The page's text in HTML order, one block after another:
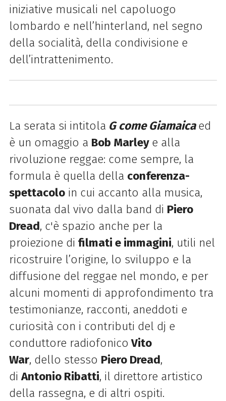
iniziative musicali nel capoluogo
lombardo e nell’hinterland, nel segno
della socialità, della condivisione e
dell’intrattenimento.
La serata si intitola G come Giamaicaed
è un omaggio a Bob Marley e alla
rivoluzione reggae: come sempre, la
formula è quella della conferenza-
spettacoloin cui accanto alla musica,
suonata dal vivo dalla band di Piero
Dread, c'è spazio anche per la
proiezione di filmati e immagini, utili nel
ricostruire l’origine, lo sviluppo e la
diffusione del reggae nel mondo, e per
alcuni momenti di approfondimento tra
testimonianze, racconti, aneddoti e
curiosità con i contributi del dj e
conduttore radiofonico Vito
War, dello stesso Piero Dread,
diAntonio Ribatti, il direttore artistico
della rassegna, e di altri ospiti.